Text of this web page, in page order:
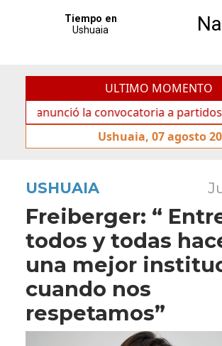
ULTIMO MOMENTO
la convocatoria a partidos
Ushuaia, 07 agosto
USHUAIA
Freiberger: “
todos y todas
una mejor
cuando nos
respetamos”